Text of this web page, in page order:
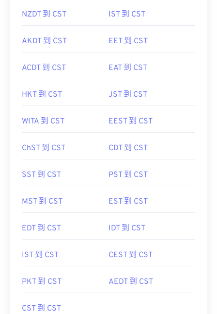
NZDT 到 CST IST 到 CST
AKDT 到 CST EET 到 CST
ACDT 到 CST EAT 到 CST
HKT 到 CST JST 到 CST
WITA 到 CST EEST 到 CST
ChST 到 CST CDT 到 CST
SST 到 CST PST 到 CST
MST 到 CST EST 到 CST
EDT 到 CST IDT 到 CST
IST 到 CST CEST 到 CST
PKT 到 CST AEDT 到 CST
CST 到 CST